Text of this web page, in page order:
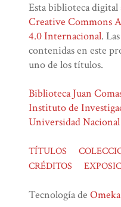
Esta biblioteca digital
Creative Commons
4.0 Internacional.
contenidas en este
uno de los títulos.
Biblioteca Juan
Instituto de
Universidad
TÍTULOS
CRÉDITOS
Tecnología de Omeka